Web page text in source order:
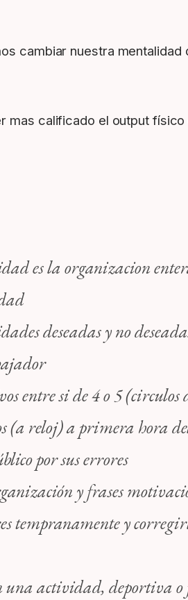
cambiar nuestra
calificado el output
es la organizacion
deseadas y no
entre si de 4 o 5
(a reloj) a primera hora
por sus errores
y frases
tempranamente y
una actividad, deportiva